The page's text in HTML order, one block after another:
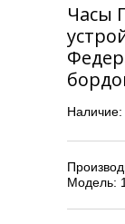
Часы
Наличие:
Модель: